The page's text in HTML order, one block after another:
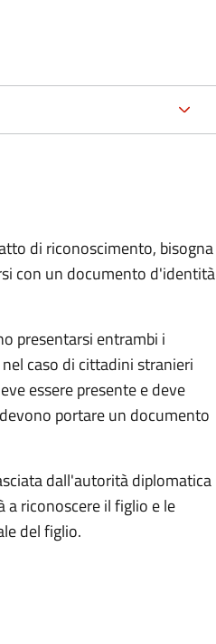
di riconoscimento, bisogna
con un documento d'identità
presentarsi entrambi i
caso di cittadini stranieri
essere presente e deve
portare un documento
dall'autorità diplomatica
a riconoscere il figlio e le
del figlio.